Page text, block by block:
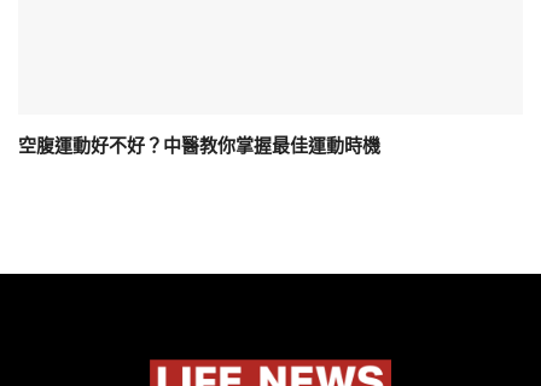
空腹運動好不好？中醫教你掌握最佳運動時機